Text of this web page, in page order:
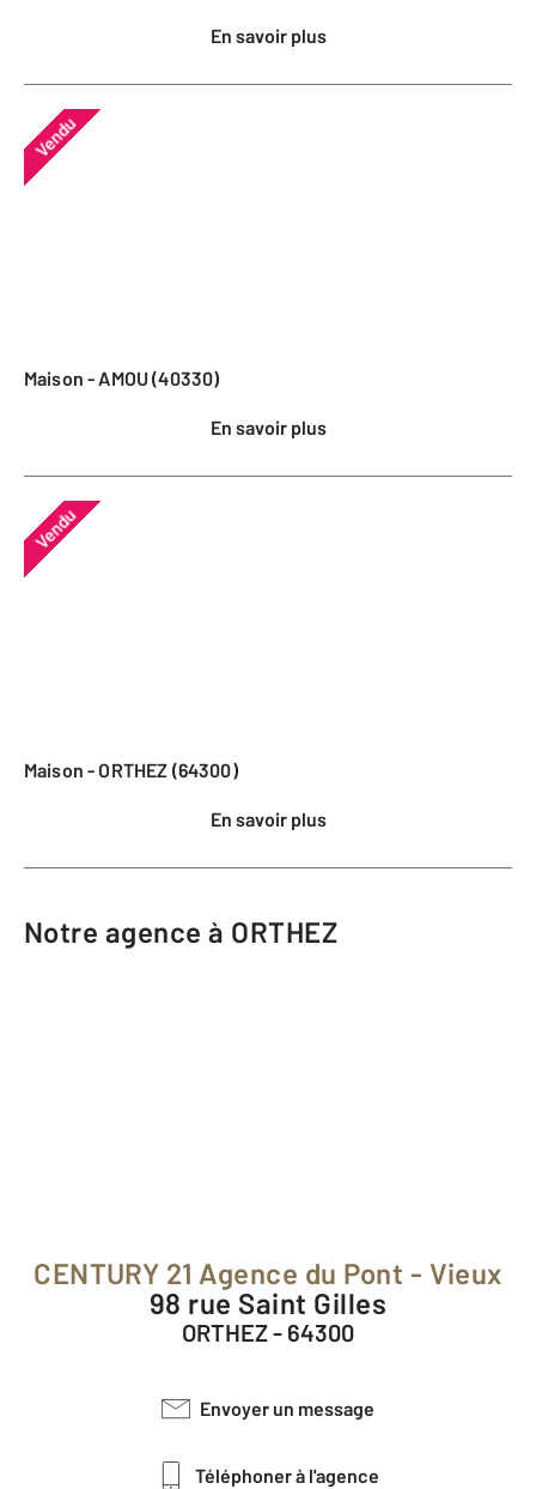
En savoir plus
Vendu
Maison - AMOU (40330)
En savoir plus
Vendu
Maison - ORTHEZ (64300)
En savoir plus
Notre agence à ORTHEZ
CENTURY 21 Agence du Pont - Vieux
98 rue Saint Gilles
ORTHEZ - 64300
Envoyer un message
Téléphoner à l'agence